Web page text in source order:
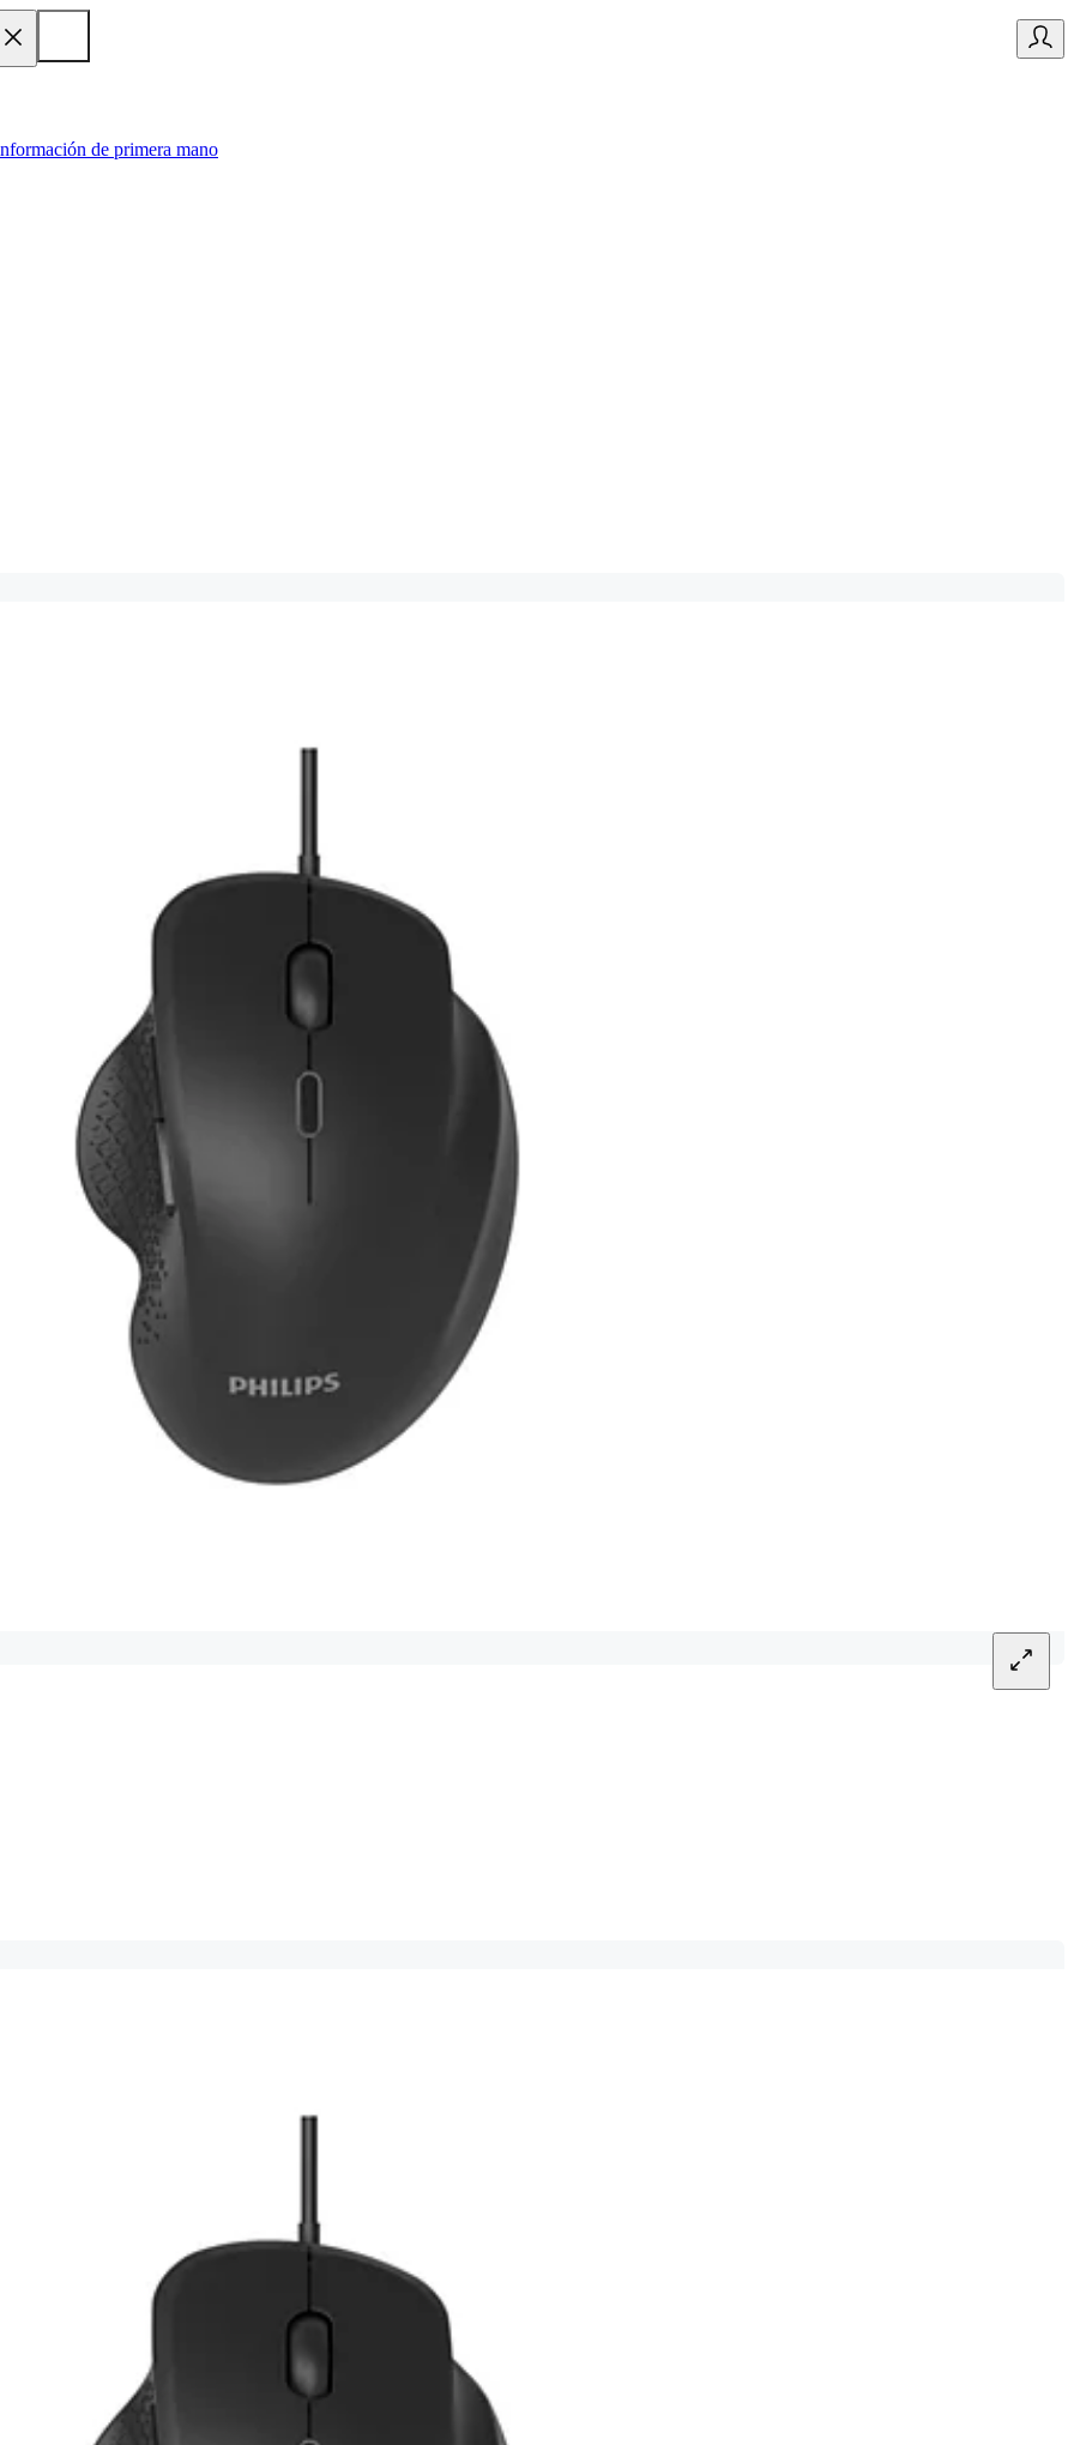
de primera mano